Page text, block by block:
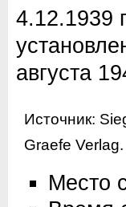
4.12.1939
августа
Источник:
Graefe
Место